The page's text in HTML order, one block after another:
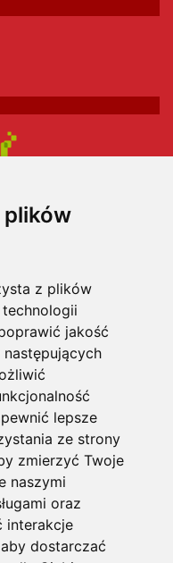
z plików
jakość
lepsze
ze strony
zmierzyć Twoje
naszymi
oraz
interakcje
aby dostarczać
Inne zwierzęta
+Dodaj kolejnego pupila
handlowych za pomocą
»